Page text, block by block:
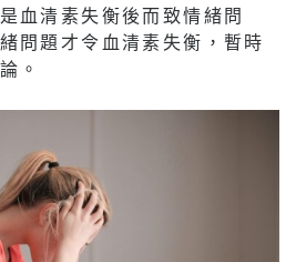
血清素失衡後而致情緒問
問題才令血清素失衡，暫時
。